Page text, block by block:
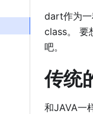
dart作为
class。 要
吧。
传统
和JAVA一